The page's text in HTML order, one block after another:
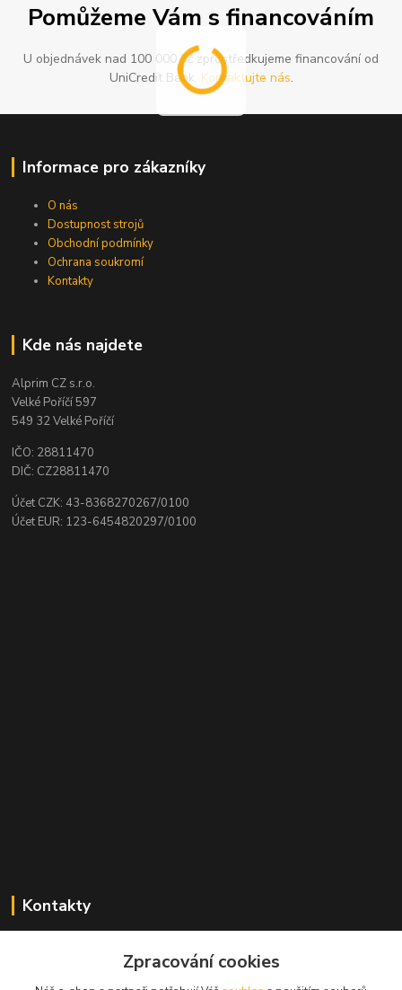
Pomůžeme Vám s financováním
U objednávek nad 100 000 Kč zprostředkujeme financování od
UniCredit Bank. Kontaktujte nás.
Informace pro zákazníky
O nás
Dostupnost strojů
Obchodní podmínky
Ochrana soukromí
Kontakty
Kde nás najdete
Alprim CZ s.r.o.
Velké Poříčí 597
549 32 Velké Poříčí
IČO: 28811470
DIČ: CZ28811470
Účet CZK: 43-8368270267/0100
Účet EUR: 123-6454820297/0100
Kontakty
+420 724 134 431
Zpracování cookies